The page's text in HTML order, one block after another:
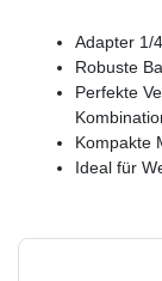
Adapter 1/
Robuste
Perfekte
Kompakte
Ideal für